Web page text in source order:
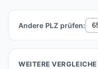
Andere PLZ prüfen:
WEITERE